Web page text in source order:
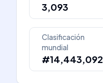
3,093
Clasificación
mundial
#14,443,092